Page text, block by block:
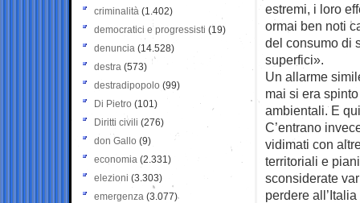
estremi, i loro
ormai ben noti
del consumo di
superfici».
Un allarme
mai si era
ambientali. E
C’entrano
vidimati con
territoriali e
sconsiderate
perdere
criminalità (1.402)
democratici e progressisti (19)
denuncia (14.528)
destra (573)
destradipopolo (99)
Di Pietro (101)
Diritti civili (276)
don Gallo (9)
economia (2.331)
elezioni (3.303)
emergenza (3.077)